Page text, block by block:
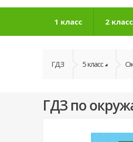
1 класс 2 класс
ГДЗ 5 класс
ГДЗ по